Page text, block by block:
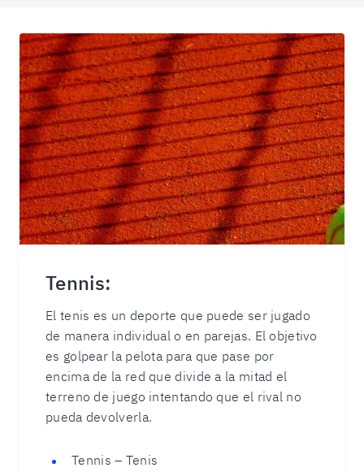
Tennis:
El tenis es un deporte que puede ser jugado
de manera individual o en parejas. El objetivo
es golpear la pelota para que pase por
encima de la red que divide a la mitad el
terreno de juego intentando que el rival no
pueda devolverla.
Tennis – Tenis